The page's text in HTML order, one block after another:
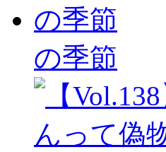
の季節